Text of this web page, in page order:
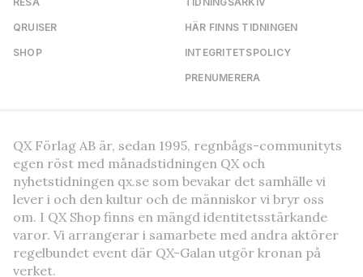
QRUISER
SHOP
HÄR FINNS TIDNINGEN
INTEGRITETSPOLICY
PRENUMERERA
QX Förlag AB är, sedan 1995, regnbågs-communityts
egen röst med månadstidningen QX och
nyhetstidningen qx.se som bevakar det samhälle vi
lever i och den kultur och de människor vi bryr oss
om. I QX Shop finns en mängd identitetsstärkande
varor. Vi arrangerar i samarbete med andra aktörer
regelbundet event där QX-Galan utgör kronan på
verket.